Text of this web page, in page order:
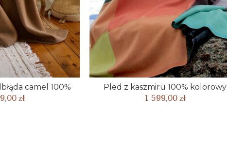
camel 100%
zł
Pled z kaszmiru 100% kolorowy
1 599,00 zł